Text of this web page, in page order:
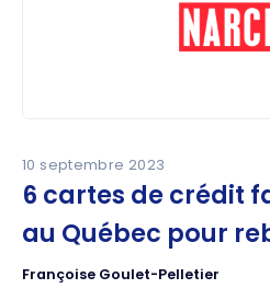
10 septembre 2023
6 cartes de crédit
au Québec pour
Françoise Goulet-Pelletier